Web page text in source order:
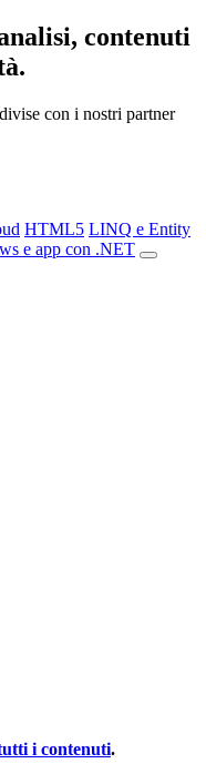
contenuti
con i nostri partner
HTML5 LINQ e Entity
e app con .NET
i contenuti.